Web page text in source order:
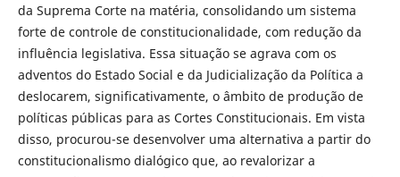
da Suprema Corte na matéria, consolidando um sistema
forte de controle de constitucionalidade, com redução da
influência legislativa. Essa situação se agrava com os
adventos do Estado Social e da Judicialização da Política a
deslocarem, significativamente, o âmbito de produção de
políticas públicas para as Cortes Constitucionais. Em vista
disso, procurou-se desenvolver uma alternativa a partir do
constitucionalismo dialógico que, ao revalorizar a